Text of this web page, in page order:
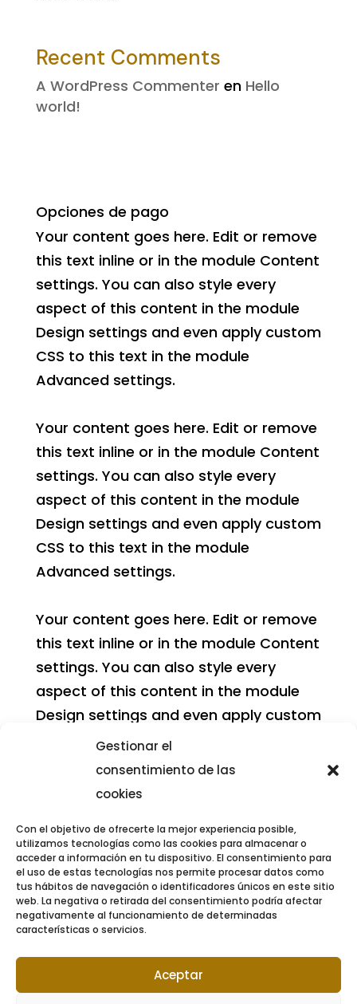
Gestionar el
consentimiento de las
cookies
Con el objetivo de ofrecerte la mejor experiencia posible,
utilizamos tecnologías como las cookies para almacenar o
acceder a información en tu dispositivo. El consentimiento para
el uso de estas tecnologías nos permite procesar datos como
tus hábitos de navegación o identificadores únicos en este sitio
web. La negativa o retirada del consentimiento podría afectar
negativamente al funcionamiento de determinadas
características o servicios.
Aceptar
Recent Comments
A WordPress Commenter en Hello
world!
Opciones de pago
Your content goes here. Edit or remove
this text inline or in the module Content
settings. You can also style every
aspect of this content in the module
Design settings and even apply custom
CSS to this text in the module
Advanced settings.
Your content goes here. Edit or remove
this text inline or in the module Content
settings. You can also style every
aspect of this content in the module
Design settings and even apply custom
CSS to this text in the module
Advanced settings.
Your content goes here. Edit or remove
this text inline or in the module Content
settings. You can also style every
aspect of this content in the module
Design settings and even apply custom
CSS to this text in the module
Advanced settings.
Para cualquier duda o inquietud
que tengas estoy aquí para
ayudarte. Puedes escribirme a
contacto conmigo en
encontraremos una solución.